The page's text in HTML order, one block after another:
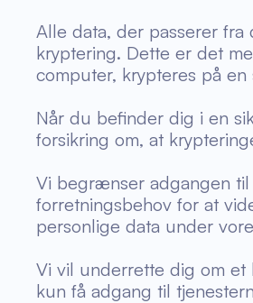
Alle data, der passerer
kryptering. Dette er det
computer, krypteres på
Når du befinder dig i en
forsikring om, at
Vi begrænser adgangen
forretningsbehov for at
personlige data under
Vi vil underrette dig om
kun få adgang til